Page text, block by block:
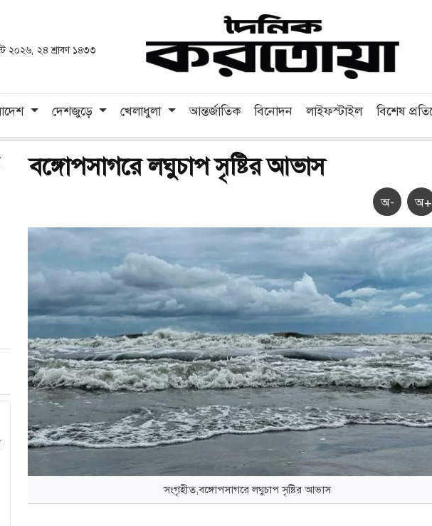
২০২৬, ২৪ শ্রাবণ ১৪৩৩
দেশজুড়ে খেলাধুলা আন্তর্জাতিক বিনোদন লাইফস্টাইল বিশেষ
বঙ্গোপসাগরে লঘুচাপ সৃষ্টির আভাস
অ- অ+
সংগৃহীত,বঙ্গোপসাগরে লঘুচাপ সৃষ্টির আভাস